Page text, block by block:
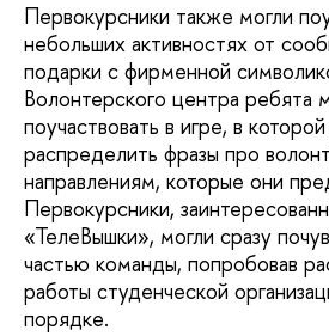
Первокурсники также могли
небольших активностях от
подарки с фирменной
Волонтерского центра ребята
поучаствовать в игре, в
распределить фразы про
направлениям, которые они
Первокурсники,
«ТелеВышки», могли сразу
частью команды, попробовав
работы студенческой
порядке.